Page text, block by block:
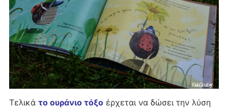
Τελικά το ουράνιο τόξοέρχεται να δώσει την λύση